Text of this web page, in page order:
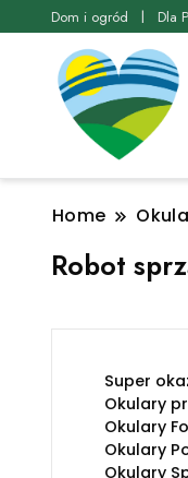
Dom i ogród Dla
Home
Robot
Super
Okulary
Okulary
Okulary
Okulary